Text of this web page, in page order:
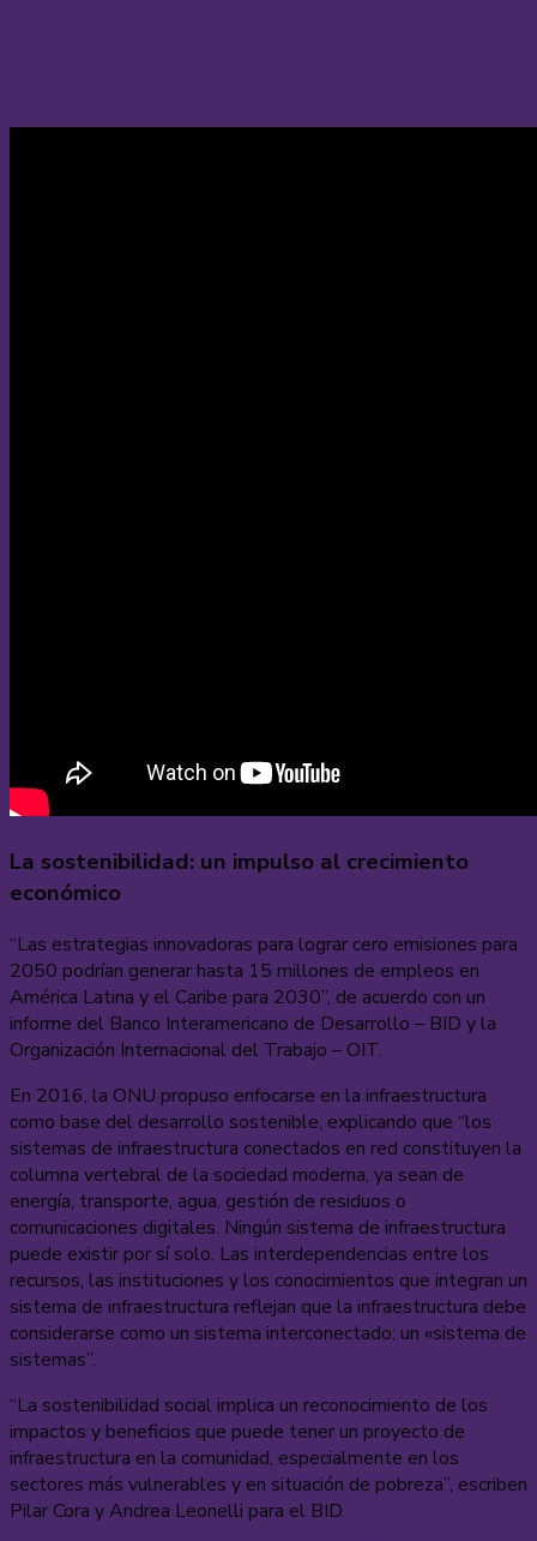
La sostenibilidad: un impulso al crecimiento
económico
“Las estrategias innovadoras para lograr cero emisiones para
2050 podrían generar hasta 15 millones de empleos en
América Latina y el Caribe para 2030”, de acuerdo con un
informe del Banco Interamericano de Desarrollo – BID y la
Organización Internacional del Trabajo – OIT.
En 2016, la ONU propuso enfocarse en la infraestructura
como base del desarrollo sostenible, explicando que “los
sistemas de infraestructura conectados en red constituyen la
columna vertebral de la sociedad moderna, ya sean de
energía, transporte, agua, gestión de residuos o
comunicaciones digitales. Ningún sistema de infraestructura
puede existir por sí solo. Las interdependencias entre los
recursos, las instituciones y los conocimientos que integran un
sistema de infraestructura reflejan que la infraestructura debe
considerarse como un sistema interconectado: un «sistema de
sistemas”.
“La sostenibilidad social implica un reconocimiento de los
impactos y beneficios que puede tener un proyecto de
infraestructura en la comunidad, especialmente en los
sectores más vulnerables y en situación de pobreza”, escriben
Pilar Cora y Andrea Leonelli para el BID.